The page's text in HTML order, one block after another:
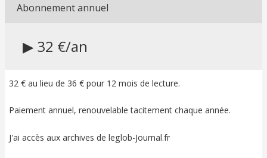
Abonnement annuel
▶ 32 €/an
32 € au lieu de 36 € pour 12 mois de lecture.
Paiement annuel, renouvelable tacitement chaque année.
J'ai accès aux archives de leglob-Journal.fr